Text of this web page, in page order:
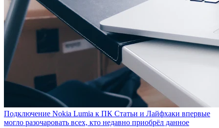
Подключение Nokia Lumia к ПК Статьи и Лайфхаки впервые
могло разочаровать всех, кто недавно приобрёл данное